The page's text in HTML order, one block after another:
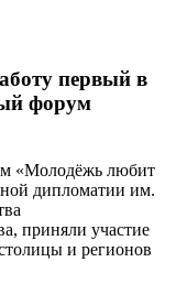
первый в
форум
«Молодёжь любит
дипломатии им.
приняли участие
и регионов